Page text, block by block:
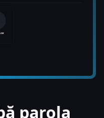
parola